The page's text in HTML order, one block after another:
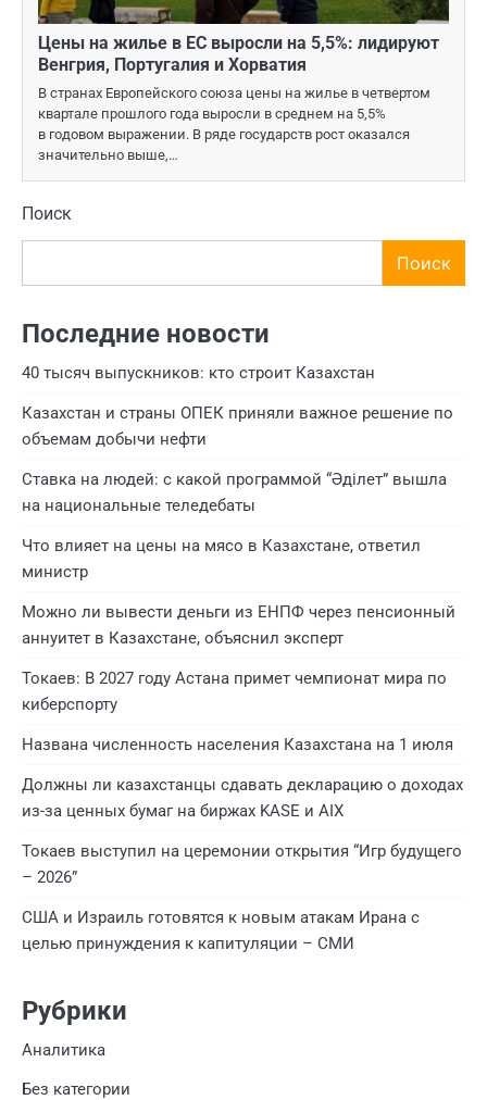
Цены на жилье в ЕС выросли на 5,5%: лидируют
Венгрия, Португалия и Хорватия
В странах Европейского союза цены на жилье в четвертом
квартале прошлого года выросли в среднем на 5,5%
в годовом выражении. В ряде государств рост оказался
значительно выше,…
Поиск
Поиск
Последние новости
40 тысяч выпускников: кто строит Казахстан
Казахстан и страны ОПЕК приняли важное решение по
объемам добычи нефти
Ставка на людей: с какой программой “Әділет” вышла
на национальные теледебаты
Что влияет на цены на мясо в Казахстане, ответил
министр
Можно ли вывести деньги из ЕНПФ через пенсионный
аннуитет в Казахстане, объяснил эксперт
Токаев: В 2027 году Астана примет чемпионат мира по
киберспорту
Названа численность населения Казахстана на 1 июля
Должны ли казахстанцы сдавать декларацию о доходах
из-за ценных бумаг на биржах KASE и AIX
Токаев выступил на церемонии открытия “Игр будущего
– 2026”
США и Израиль готовятся к новым атакам Ирана с
целью принуждения к капитуляции – СМИ
Рубрики
Аналитика
Без категории